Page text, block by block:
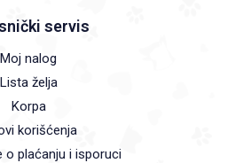
servis
Moj nalog
Lista želja
Korpa
korišćenja
o plaćanju i isporuci